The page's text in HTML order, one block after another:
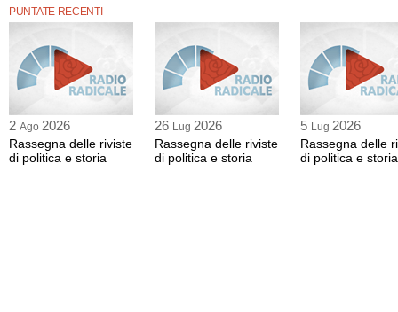
PACE PANNELLA PARIGI PCI PCUS PERIODICI
PSICOLOGIA RASSEGNA STAMPA RODHAM CLINTON
TERRORISMO INTERNAZIONALE TOTALITARISMO UCRAINA
PUNTATE RECENTI
2 Ago 2026
Rassegna delle riviste
di politica e storia
26 Lug 2026
Rassegna delle riviste
di politica e storia
5 Lug 2026
Rassegna delle
di politica e storia